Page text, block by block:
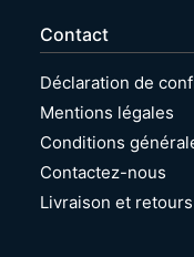
Contact
Déclaration de
Mentions légales
Conditions
Contactez-nous
Livraison et retours